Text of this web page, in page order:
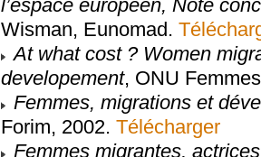
l’espace européen, Note
Wisman, Eunomad.
At what cost ? Women
developement, ONU
Femmes, migrations et
Forim, 2002. Télécharger
Femmes migrantes,